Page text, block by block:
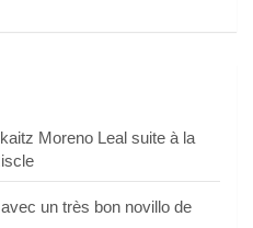
Moreno Leal suite à la
un très bon novillo de